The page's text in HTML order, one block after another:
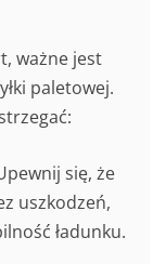
ważne jest
paletowej.
się, że
uszkodzeń,
ładunku.